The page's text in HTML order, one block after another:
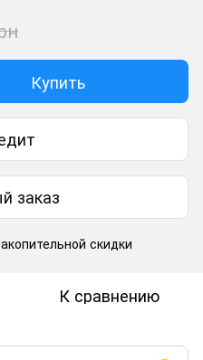
Купить
заказ
скидки
К сравнению